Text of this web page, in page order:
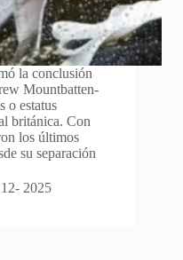
la conclusión
Mountbatten-
o estatus
británica. Con
los últimos
su separación
2025